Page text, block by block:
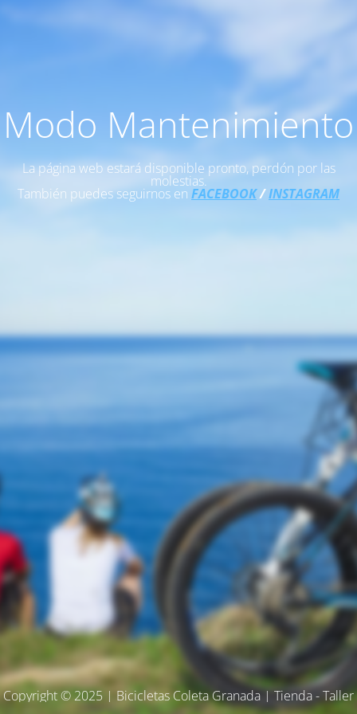
Modo Mantenimiento
La página web estará disponible pronto, perdón por las
molestias.
También puedes seguirnos en FACEBOOK/INSTAGRAM
Copyright © 2025 | Bicicletas Coleta Granada | Tienda - Taller